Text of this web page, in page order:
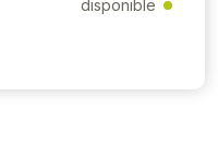
disponible